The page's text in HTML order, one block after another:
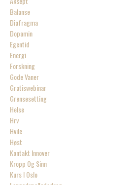
Balanse
Diafragma
Dopamin
Egentid
Energi
Forskning
Gode Vaner
Gratiswebinar
Grensesetting
Helse
Hrv
Hvile
Høst
Kontakt Innover
Kropp Og Sinn
Kurs I Oslo